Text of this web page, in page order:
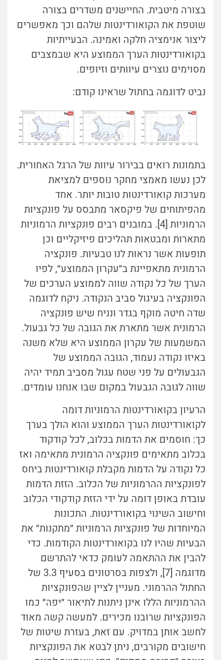
בצורה מיטבית. החיישנים משדרים בצורה
שוטפת את הקואורדינטות שלהם וכך מאפשרים
ליצור אנימציה חלקה ואמינה. הבעייתיות
בקואורדינטות הערך הממוצע היא שבמצבים
מסוימים נוצרים עיוותים וזיופים.
נביט לדוגמה בחתול שראינו קודם:
בתמונות רואים בבירור עיוות של הרגל האחורית.
לכן נעשו מאמצי מחקר נוספים למציאת
מערכות קואורדינטות טובות יותר. אחד
מהפיתוחים של פיקסאר מתבסס על פונקציות
הרמוניות [4]. במובנים רבים פונקציות הרמוניות
מתארות ומבטאות תהליכים פיזיקליים וכן
תופעות אשר נראות לנו טבעיות. פונקציה
הרמונית מתאפיינת ב״עקרון הממוצע״, לפיו
הערך של כל נקודה שווה לממוצע הערכים של
הפונקציה בעיגול סביב הנקודה. ניקח לדוגמה
שדה חיטה מוקף בגדר ונניח שיש פונקציה
הרמונית אשר מתארת את הגובה של כל גבעול.
המשמעות של עקרון הממוצע היא שלא משנה
באיזו נקודה נעמוד, הגובה הממוצע של
הגבעולים על פני שטח עגול מסביב תמיד יהיה
שווה לגובה הגבעול במקום שבו אנחנו עומדים.
הרעיון בקואורדינטות הרמוניות דומה
לקואורדינטות הערך הממוצע והוא הולך בערך
כך: חוסמים את הדמות בכלוב, לכל קודקוד
בכלוב מתאימים פונקציה הרמונית מתאימה ואז
כל נקודה על הדמות מקבלת קואורדינטות ביחס
לפונקציות ההרמוניות של הכלוב. הזזת הדמות
עובדת באופן דומה על ידי הזזת קודקודי הכלוב
וחישוב השינוי בקואורדינטות. התכונות
המיוחדות של פונקציות הרמוניות ״מתקנות״ את
הבעיות שהיו לנו בקואורדינטות הקודמות. כדי
להבין את ההתאמה לעומק כדאי להתרשם
מדוגמה [7], ולצפות בסרטונים בסעיף 3.3 של
החתול ההרמוני. מעניין לציין שהפונקציות
ההרמוניות הללו אינן ניתנות לתיאור ״יפה״ כמו
הפונקציות שרובנו מכירים. למעשה קשה מאוד
לחשב אותן במדויק. עם זאת, בעזרת שיטות של
חישובים מקורבים, ניתן לבטא את הפונקציות